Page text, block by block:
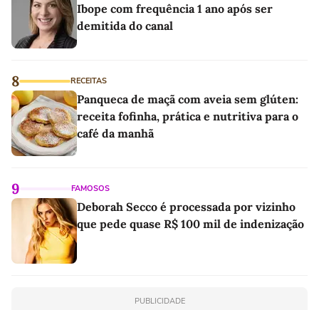
Ibope com frequência 1 ano após ser
demitida do canal
8 RECEITAS
Panqueca de maçã com aveia sem glúten:
receita fofinha, prática e nutritiva para o
café da manhã
9 FAMOSOS
Deborah Secco é processada por vizinho
que pede quase R$ 100 mil de indenização
PUBLICIDADE